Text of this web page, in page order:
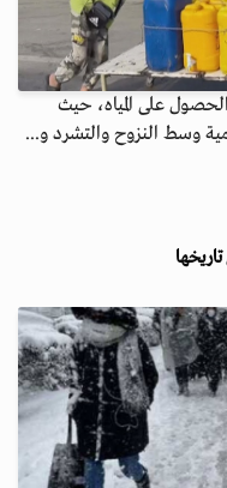
على المياه، حيث
وسط النزوح والتشرد و...